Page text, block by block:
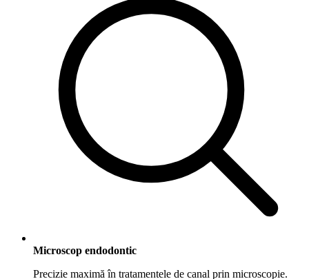
Microscop endodontic
Precizie maximă în tratamentele de canal prin microscopie.